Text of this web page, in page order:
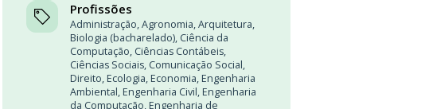
Profissões
Administração,Agronomia,Arquitetura,
Biologia (bacharelado), Ciência da
Computação, Ciências Contábeis,
Ciências Sociais, Comunicação Social,
Direito, Ecologia, Economia, Engenharia
Ambiental, Engenharia Civil, Engenharia
da Computação, Engenharia de